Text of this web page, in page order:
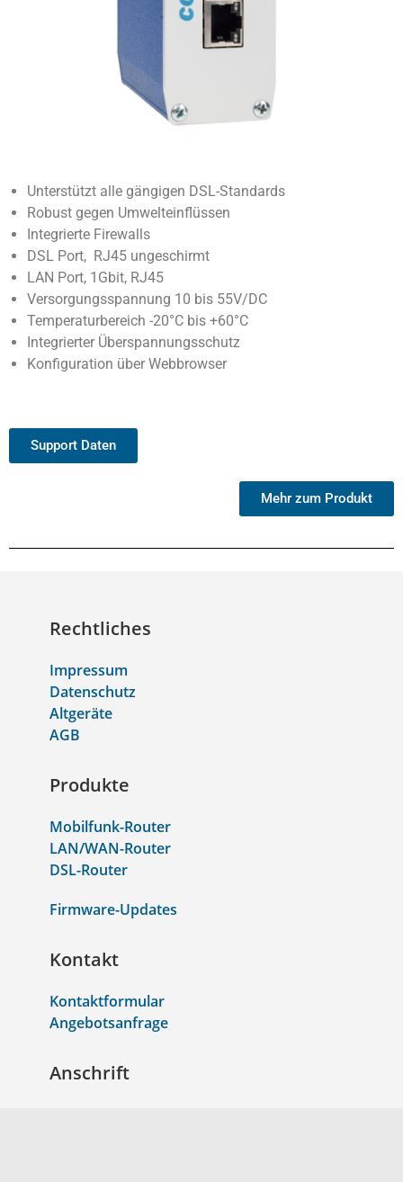
Unterstützt alle gängigen DSL-Standards
Robust gegen Umwelteinflüssen
Integrierte Firewalls
DSL Port, RJ45 ungeschirmt
LAN Port, 1Gbit, RJ45
Versorgungsspannung 10 bis 55V/DC
Temperaturbereich -20°C bis +60°C
Integrierter Überspannungsschutz
Konfiguration über Webbrowser
Support Daten
Mehr zum Produkt
Rechtliches
Impressum
Datenschutz
Altgeräte
AGB
Produkte
Mobilfunk-Router
LAN/WAN-Router
DSL-Router
Firmware-Updates
Kontakt
Kontaktformular
Angebotsanfrage
Anschrift